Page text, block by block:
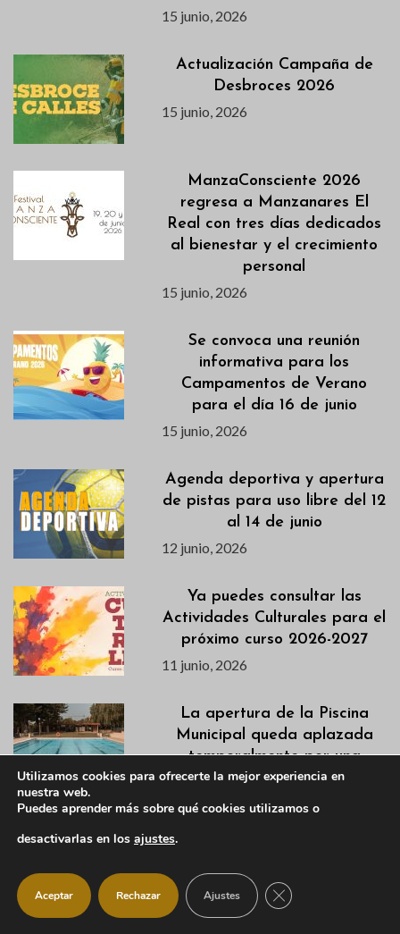
15 junio, 2026
Actualización Campaña de
Desbroces 2026
15 junio, 2026
ManzaConsciente 2026
regresa a Manzanares El
Real con tres días dedicados
al bienestar y el crecimiento
personal
15 junio, 2026
Se convoca una reunión
informativa para los
Campamentos de Verano
para el día 16 de junio
15 junio, 2026
Agenda deportiva y apertura
de pistas para uso libre del 12
al 14 de junio
12 junio, 2026
Ya puedes consultar las
Actividades Culturales para el
próximo curso 2026-2027
11 junio, 2026
La apertura de la Piscina
Municipal queda aplazada
temporalmente por una
incidencia técnica
11 junio, 2026
proteger los espacios
naturales
11 junio, 2026
Utilizamos cookies para ofrecerte la mejor experiencia en
nuestra web.
Puedes aprender más sobre qué cookies utilizamos o
desactivarlas en los ajustes.
Aceptar Rechazar Ajustes CERRAR EL